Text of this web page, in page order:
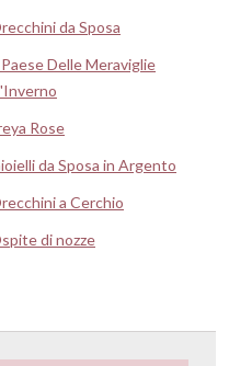
da Sposa
Delle Meraviglie
Rose
da Sposa in Argento
a Cerchio
di nozze